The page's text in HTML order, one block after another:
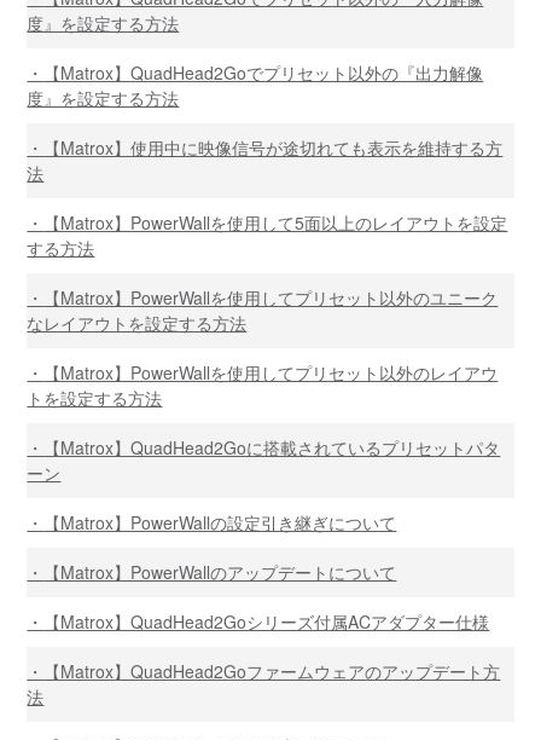
度』を設定する方法
【Matrox】QuadHead2Goでプリセット以外の『出力解像
度』を設定する方法
【Matrox】使用中に映像信号が途切れても表示を維持する方
法
【Matrox】PowerWallを使用して5面以上のレイアウトを設定
する方法
【Matrox】PowerWallを使用してプリセット以外のユニーク
なレイアウトを設定する方法
【Matrox】PowerWallを使用してプリセット以外のレイアウ
トを設定する方法
【Matrox】QuadHead2Goに搭載されているプリセットパタ
ーン
【Matrox】PowerWallの設定引き継ぎについて
【Matrox】PowerWallのアップデートについて
【Matrox】QuadHead2Goシリーズ付属ACアダプター仕様
【Matrox】QuadHead2Goファームウェアのアップデート方
法